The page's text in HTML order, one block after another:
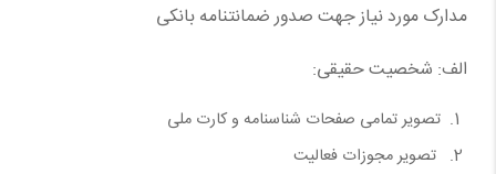
مدارک مورد نیاز جهت صدور ضمانتنامه بانکی
الف: شخصیت حقیقی:
تصویر تمامی صفحات شناسنامه و کارت ملی
تصویر مجوزات فعالیت